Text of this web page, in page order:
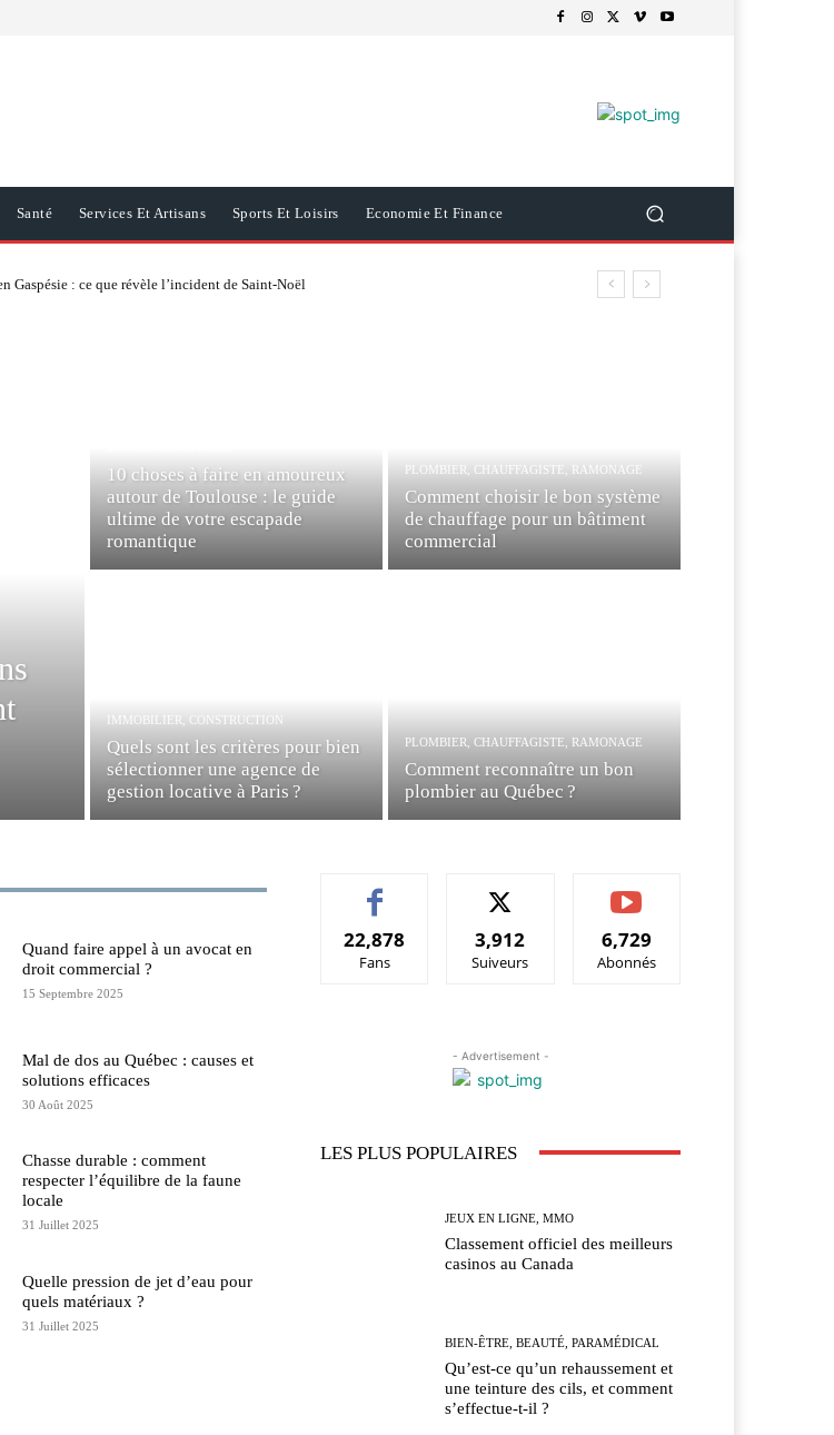
Santé Services Et Artisans Sports Et Loisirs Economie Et Finance
Gaspésie : ce que révèle l’incident de Saint-Noël
10 choses à faire en amoureux
autour de Toulouse : le guide
ultime de votre escapade
romantique
PLOMBIER, CHAUFFAGISTE, RAMONAGE
Comment choisir le bon système
de chauffage pour un bâtiment
commercial
IMMOBILIER, CONSTRUCTION
Quels sont les critères pour bien
sélectionner une agence de
gestion locative à Paris ?
PLOMBIER, CHAUFFAGISTE, RAMONAGE
Comment reconnaître un bon
plombier au Québec ?
Quand faire appel à un avocat en
droit commercial ?
15 Septembre 2025
Mal de dos au Québec : causes et
solutions efficaces
30 Août 2025
Chasse durable : comment
respecter l’équilibre de la faune
locale
31 Juillet 2025
Quelle pression de jet d’eau pour
quels matériaux ?
31 Juillet 2025
22,878
Fans
3,912
Suiveurs
6,729
Abonnés
- Advertisement -
LES PLUS POPULAIRES
JEUX EN LIGNE, MMO
Classement officiel des meilleurs
casinos au Canada
BIEN-ÊTRE, BEAUTÉ, PARAMÉDICAL
Qu’est-ce qu’un rehaussement et
une teinture des cils, et comment
s’effectue-t-il ?